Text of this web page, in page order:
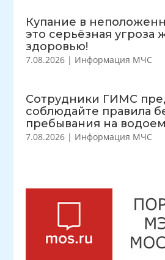
Купание в
это серьёзная угроза
здоровью!
7.08.2026 | Информация МЧС
Сотрудники ГИМС
соблюдайте правила
пребывания на
7.08.2026 | Информация МЧС